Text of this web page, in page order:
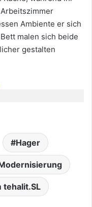
Ambiente er sich
malen sich beide
gestalten
Hager
tehalit.SL